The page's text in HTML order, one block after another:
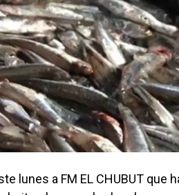
lunes a FM EL CHUBUT que